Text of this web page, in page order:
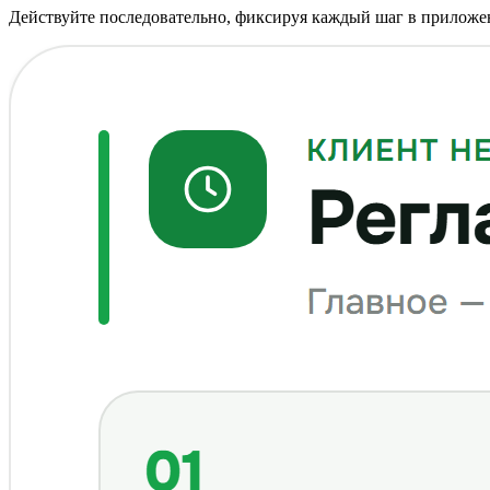
Действуйте последовательно, фиксируя каждый шаг в